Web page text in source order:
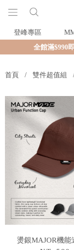
登峰專區
全館滿$990
首頁 雙件超值組
燙銀MAJOR機能